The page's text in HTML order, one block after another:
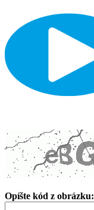
Opíšte kód z obrázku: